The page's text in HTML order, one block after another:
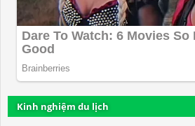
Kinh nghiệm du lịch